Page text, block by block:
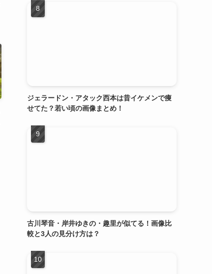
ジェラードン・アタック西本は昔イケメンで痩
せてた？若い頃の画像まとめ！
古川琴音・岸井ゆきの・趣里が似てる！画像比
較と3人の見分け方は？